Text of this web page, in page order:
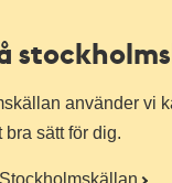
använder vi
bra sätt för dig.